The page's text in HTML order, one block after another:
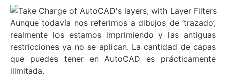
Aunque todavía nos referimos a dibujos de ‘trazado’,
realmente los estamos imprimiendo y las antiguas
restricciones ya no se aplican. La cantidad de capas
que puedes tener en AutoCAD es prácticamente
ilimitada.